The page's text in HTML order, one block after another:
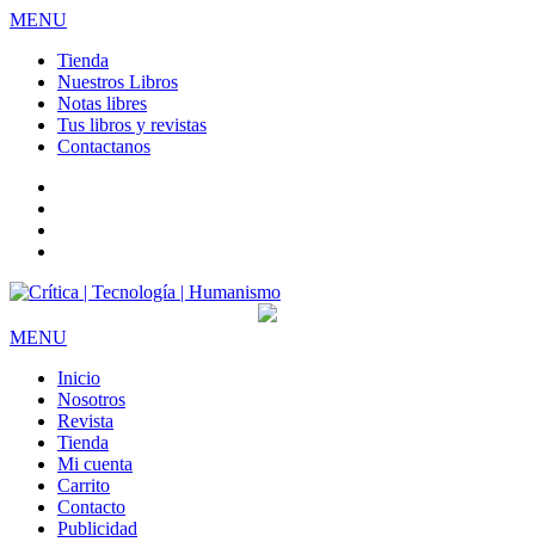
MENU
Tienda
Nuestros Libros
Notas libres
Tus libros y revistas
Contactanos
MENU
Inicio
Nosotros
Revista
Tienda
Mi cuenta
Carrito
Contacto
Publicidad